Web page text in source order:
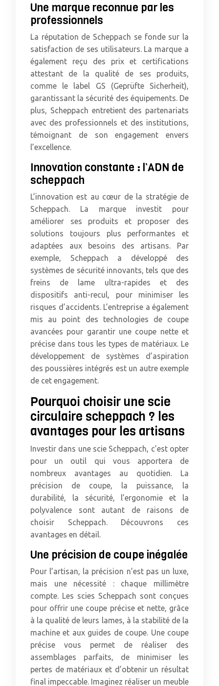
Une marque reconnue par les
professionnels
La réputation de Scheppach se fonde sur la
satisfaction de ses utilisateurs. La marque a
également reçu des prix et certifications
attestant de la qualité de ses produits,
comme le label GS (Geprüfte Sicherheit),
garantissant la sécurité des équipements. De
plus, Scheppach entretient des partenariats
avec des professionnels et des institutions,
témoignant de son engagement envers
l’excellence.
Innovation constante : l’ADN de
scheppach
L’innovation est au cœur de la stratégie de
Scheppach. La marque investit pour
améliorer ses produits et proposer des
solutions toujours plus performantes et
adaptées aux besoins des artisans. Par
exemple, Scheppach a développé des
systèmes de sécurité innovants, tels que des
freins de lame ultra-rapides et des
dispositifs anti-recul, pour minimiser les
risques d’accidents. L’entreprise a également
mis au point des technologies de coupe
avancées pour garantir une coupe nette et
précise dans tous les types de matériaux. Le
développement de systèmes d’aspiration
des poussières intégrés est un autre exemple
de cet engagement.
Pourquoi choisir une scie
circulaire scheppach ? les
avantages pour les artisans
Investir dans une scie Scheppach, c’est opter
pour un outil qui vous apportera de
nombreux avantages au quotidien. La
précision de coupe, la puissance, la
durabilité, la sécurité, l’ergonomie et la
polyvalence sont autant de raisons de
choisir Scheppach. Découvrons ces
avantages en détail.
Une précision de coupe inégalée
Pour l’artisan, la précision n’est pas un luxe,
mais une nécessité : chaque millimètre
compte. Les scies Scheppach sont conçues
pour offrir une coupe précise et nette, grâce
à la qualité de leurs lames, à la stabilité de la
machine et aux guides de coupe. Une coupe
précise vous permet de réaliser des
assemblages parfaits, de minimiser les
pertes de matériaux et d’obtenir un résultat
final impeccable. Imaginez réaliser un meuble